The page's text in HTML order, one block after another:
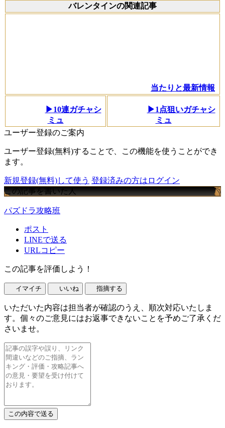
バレンタインの関連記事
当たりと最新情報
▶10連ガチャシ
ミュ
▶1点狙いガチャシ
ミュ
ユーザー登録のご案内
ユーザー登録(無料)することで、この機能を使うことができ
ます。
新規登録(無料)して使う 登録済みの方はログイン
この記事を書いた人
パズドラ攻略班
ポスト
LINEで送る
URLコピー
この記事を評価しよう！
イマイチ いいね 指摘する
いただいた内容は担当者が確認のうえ、順次対応いたしま
す。個々のご意見にはお返事できないことを予めご了承くだ
さいませ。